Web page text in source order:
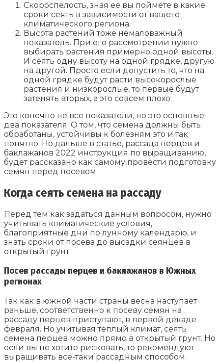
Скороспелость, зная её вы поймёте в какие
сроки сеять в зависимости от вашего
климатического региона.
Высота растений тоже немаловажный
показатель. При его рассмотрении нужно
выбирать растения примерно одной высоты.
И сеять одну высоту на одной грядке, другую
на другой. Просто если допустить то, что на
одной грядке будут расти высокорослые
растения и низкорослые, то первые будут
затенять вторых, а это совсем плохо.
Это конечно не все показатели, но это основные
два показателя. О том, что семена должны быть
обработаны, устойчивы к болезням это и так
понятно. Но дальше в статье, рассада перцев и
баклажанов 2022 инструкция по выращиванию,
будет рассказано как самому провести подготовку
семян перед посевом.
Когда сеять семена на рассаду
Перед тем как задаться данным вопросом, нужно
учитывать климатические условия,
благоприятные дни по лунному календарю, и
знать сроки от посева до высадки сеянцев в
открытый грунт.
Посев рассады перцев и баклажанов в Южных
регионах
Так как в южной части страны весна наступает
раньше, соответственно к посеву семян на
рассаду перцев приступают, в первой декаде
февраля. Но учитывая тёплый климат, сеять
семена перцев можно прямо в открытый грунт. Но
если вы не хотите рисковать, то рекомендуют
выращивать всё-таки рассадным способом.